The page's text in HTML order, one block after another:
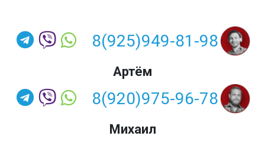
8(925)949-81-98
Артём
8(920)975-96-78
Михаил